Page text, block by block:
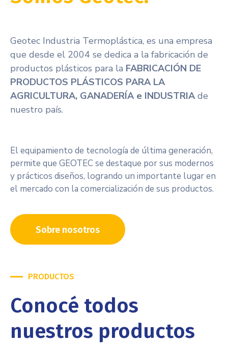
Geotec Industria Termoplástica, es una empresa
que desde el 2004 se dedica a la fabricación de
productos plásticos para la FABRICACIÓN DE
PRODUCTOS PLÁSTICOS PARA LA
AGRICULTURA, GANADERÍA e INDUSTRIAde
nuestro país.
El equipamiento de tecnología de última generación,
permite que GEOTEC se destaque por sus modernos
y prácticos diseños, logrando un importante lugar en
el mercado con la comercialización de sus productos.
Sobre nosotros
PRODUCTOS
Conocé todos
nuestros productos